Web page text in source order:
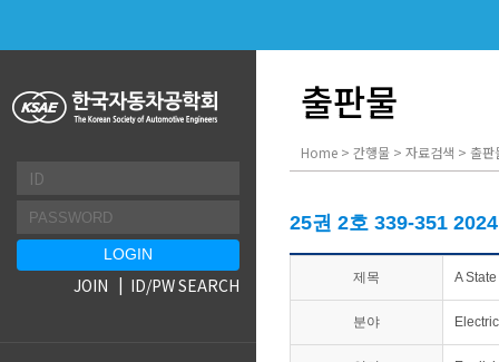
JOIN ID/PW SEARCH
출판물
Home > 간행물 > 자료검색 > 출판
25권 2호 339-351
제목 A
분야